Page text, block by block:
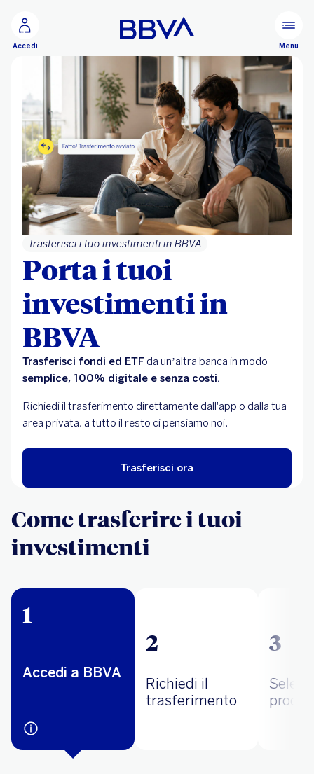
Configurare
Accedi Menu
Trasferisci i tuo investimenti in BBVA
Porta i tuoi
investimenti in
BBVA
Trasferisci fondi ed ETF da un’altra banca in modo
semplice, 100% digitale e senza costi.
Richiedi il trasferimento direttamente dall'app o dalla tua
area privata, a tutto il resto ci pensiamo noi.
Trasferisci ora
Come trasferire i tuoi
investimenti
1
Accedi a BBVA
2
Richiedi il
trasferimento
3